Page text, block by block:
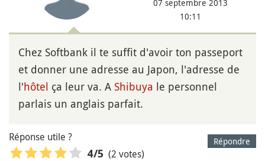
07 septembre 2013
10:11
Chez Softbank il te suffit d'avoir ton passeport
et donner une adresse au Japon, l'adresse de
l'hôtel ça leur va. A Shibuya le personnel
parlais un anglais parfait.
Répondre
Réponse utile ?
4/5 (2 votes)